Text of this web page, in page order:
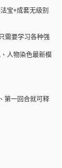
宝+成套无级别
需要学习各种强
人物染色最新模
第一回合就可释